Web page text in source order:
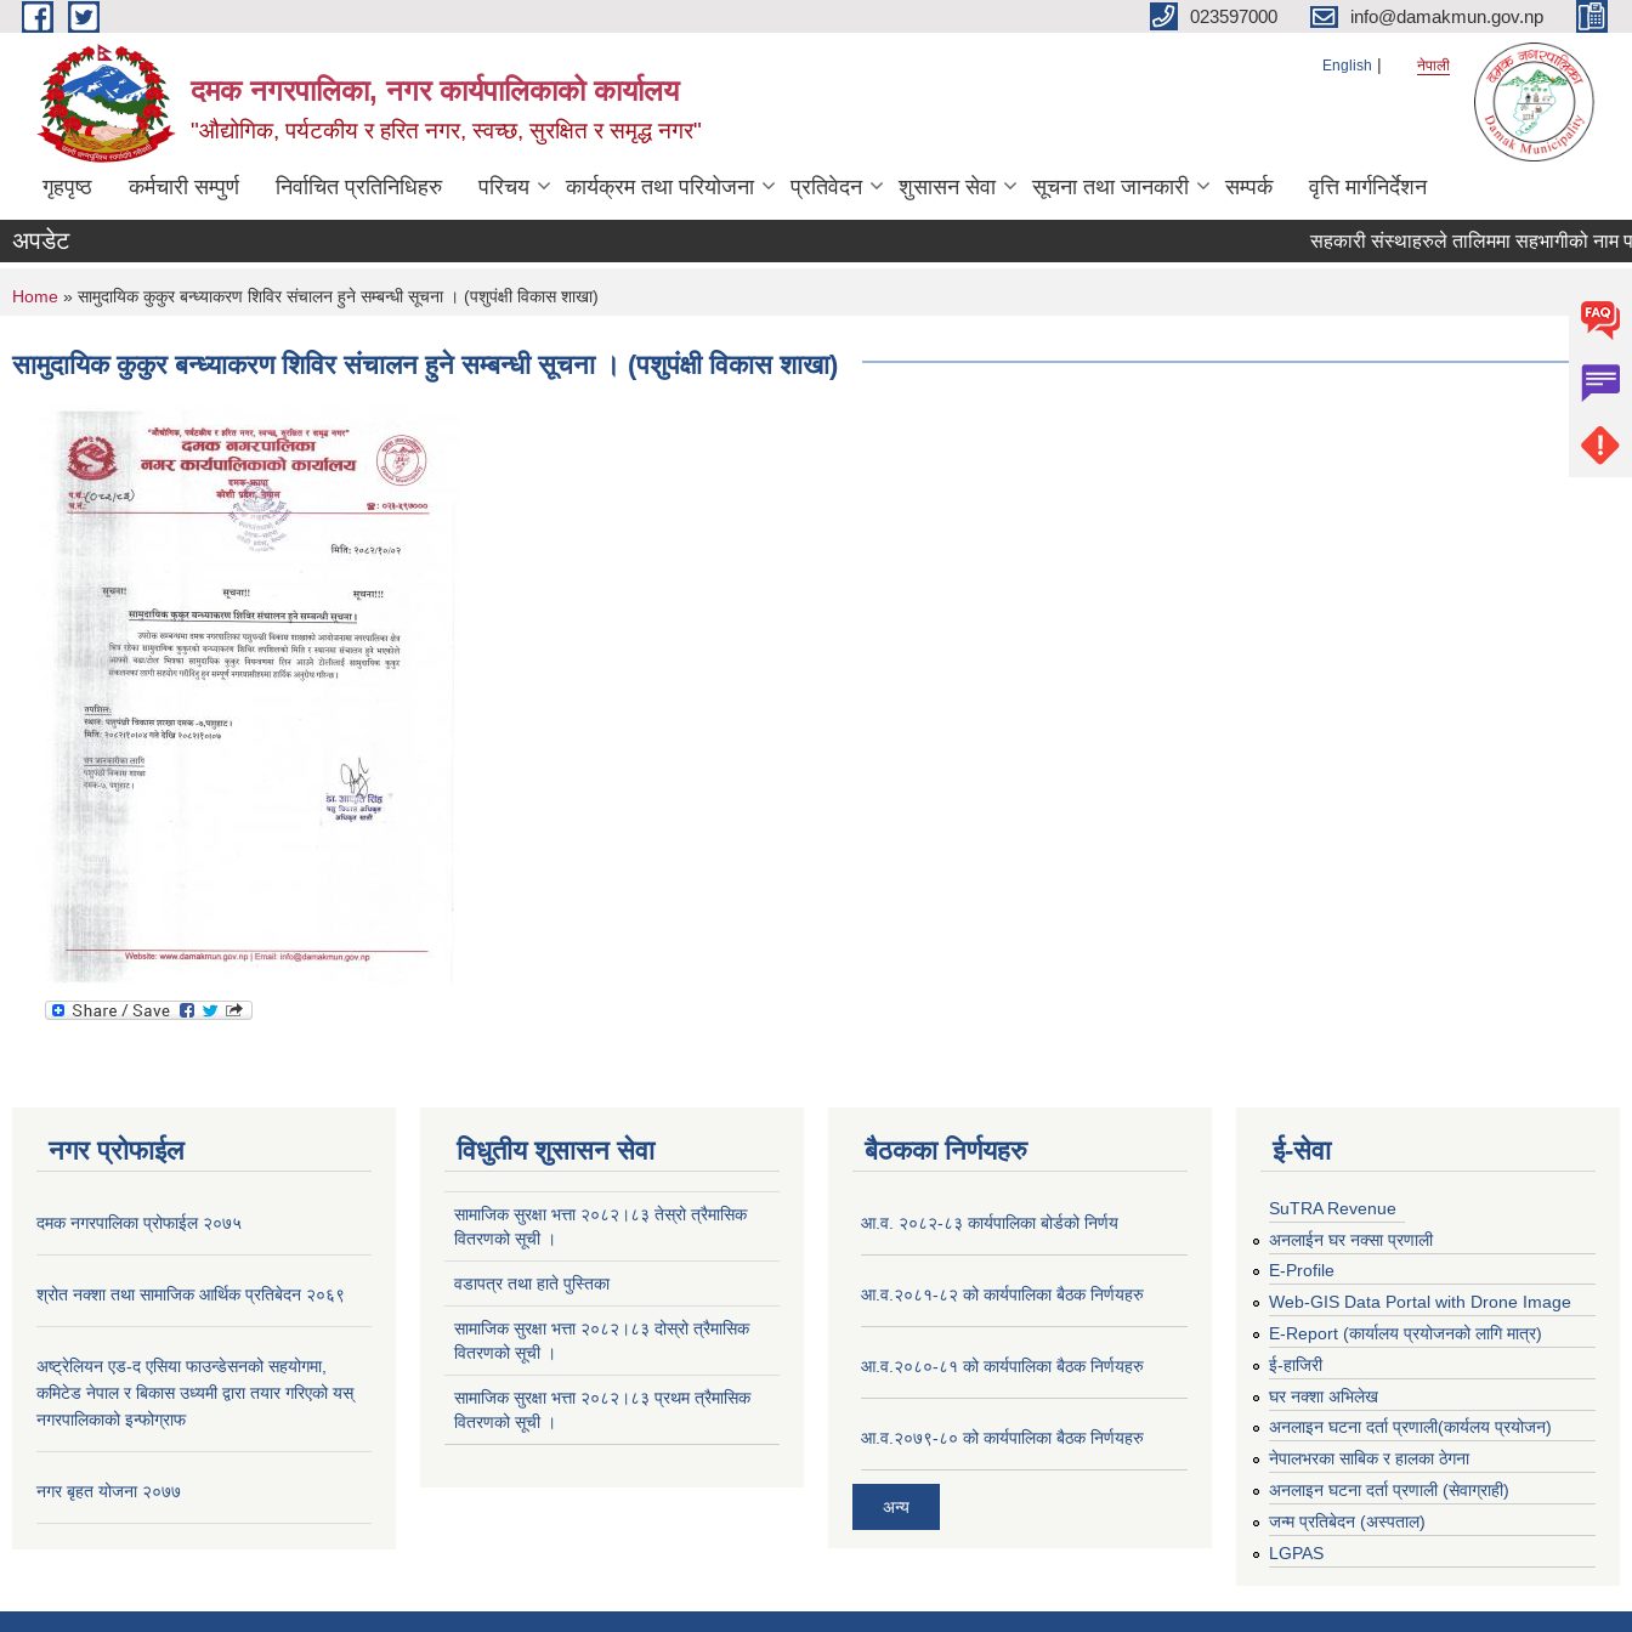
Skip to main content 023597000 info@damakmun.gov.np
दमक नगरपालिका, नगर कार्यपालिकाको कार्यालय
"औद्योगिक, पर्यटकीय र हरित नगर, स्वच्छ, सुरक्षित र समृद्ध नगर"
English नेपाली
गृहपृष्ठ कर्मचारी सम्पुर्ण निर्वाचित प्रतिनिधिहरु परिचय कार्यक्रम तथा परियोजना प्रतिवेदन शुसासन सेवा सूचना तथा जानकारी सम्पर्क वृत्ति मार्गनिर्देशन
अपडेट सहकारी संस्थाहरुले तालिममा सहभागीको नाम
You are here
Home » सामुदायिक कुकुर बन्ध्याकरण शिविर संचालन हुने सम्बन्धी सूचना । (पशुपंक्षी विकास शाखा)
सामुदायिक कुकुर बन्ध्याकरण शिविर संचालन हुने सम्बन्धी सूचना । (पशुपंक्षी विकास शाखा)
नगर प्रोफाईल
दमक नगरपालिका प्रोफाईल २०७५
श्रोत नक्शा तथा सामाजिक आर्थिक प्रतिबेदन २०६९
अष्ट्रेलियन एड-द एसिया फाउन्डेसनको सहयोगमा,
कमिटेड नेपाल र बिकास उध्यमी द्वारा तयार गरिएको यस्
नगरपालिकाको इन्फोग्राफ
नगर बृहत योजना २०७७
विधुतीय शुसासन सेवा
सामाजिक सुरक्षा भत्ता २०८२।८३ तेस्रो त्रैमासिक
वितरणको सूची ।
वडापत्र तथा हाते पुस्तिका
सामाजिक सुरक्षा भत्ता २०८२।८३ दोस्रो त्रैमासिक
वितरणको सूची ।
सामाजिक सुरक्षा भत्ता २०८२।८३ प्रथम त्रैमासिक
वितरणको सूची ।
बैठकका निर्णयहरु
आ.व. २०८२-८३ कार्यपालिका बोर्डको निर्णय
आ.व.२०८१-८२ को कार्यपालिका बैठक निर्णयहरु
आ.व.२०८०-८१ को कार्यपालिका बैठक निर्णयहरु
आ.व.२०७९-८० को कार्यपालिका बैठक निर्णयहरु
अन्य
ई‍-सेवा
SuTRA Revenue
अनलाईन घर नक्सा प्रणाली
E-Profile
Web-GIS Data Portal with Drone Image
E-Report (कार्यालय प्रयोजनको लागि मात्र)
ई-हाजिरी
घर नक्शा अभिलेख
अनलाइन घटना दर्ता प्रणाली(कार्यलय प्रयोजन)
नेपालभरका साबिक र हालका ठेगना
अनलाइन घटना दर्ता प्रणाली (सेवाग्राही)
जन्म प्रतिबेदन (अस्पताल)
LGPAS